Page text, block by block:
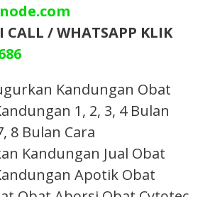
CALL / WHATSAPP KLIK
Kandungan Obat
1, 2, 3, 4 Bulan
8 Bulan Cara
Kandungan Jual Obat
Apotik Obat